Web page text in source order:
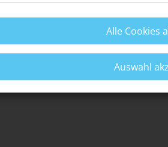
Alle Cookies
Auswahl